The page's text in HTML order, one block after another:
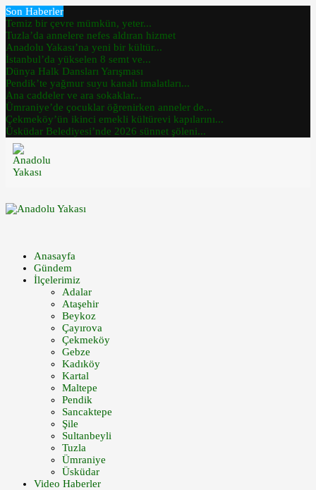
Son Haberler
Temiz bir çevre mümkün, yeter...
Tuzla’da annelere nefes aldıran hizmet
Anadolu Yakası’na yeni bir kültür...
İstanbul’da yükselen 8 semt ve...
Dünya Halk Dansları Yarışması
Pendik’te yağmur suyu kanalı imalatları...
Ana caddeler ve ara sokaklar...
Ümraniye’de çocuklar öğrenirken anneler de...
Çekmeköy’ün ikinci emekli kültürevi kapılarını...
Üsküdar Belediyesi’nde 2026 sünnet şöleni...
Anasayfa
Gündem
İlçelerimiz
Adalar
Ataşehir
Beykoz
Çayırova
Çekmeköy
Gebze
Kadıköy
Kartal
Maltepe
Pendik
Sancaktepe
Şile
Sultanbeyli
Tuzla
Ümraniye
Üsküdar
Video Haberler